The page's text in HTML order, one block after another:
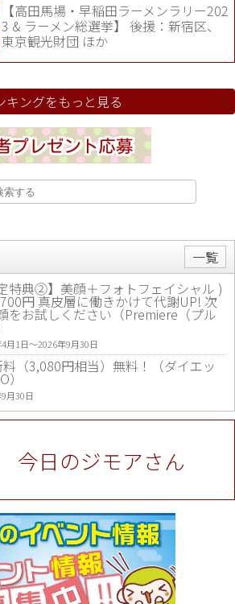
【高田馬場・早稲田ラーメンラリー202
3 & ラーメン総選挙】 後援：新宿区、
東京観光財団 ほか
キングをもっと見る
一覧
特典②】美顔＋フォトフェイシャル )
円 真皮層に働きかけて代謝UP! 次
をお試しください（Premiere（プル
月1日〜2026年9月30日
（3,080円相当）無料！（ダイエッ
月30日
ジモア見た」で更に買い取り金額 U
と新品商品は除く（大黒屋 高田馬場
月30日
典★ お会計より全品5％OFF（ナチ
ドメイドショップ［マキマキ］）
月30日まで
①】初回割引 特価 VIO脱毛11,000円
ンズ専門ワックス脱毛サロン Mickle
）
9月30日
今日のジモアさん